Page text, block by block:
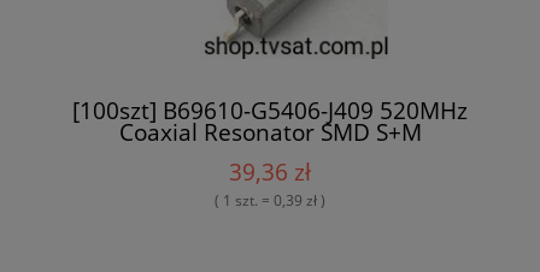
[100szt] B69610-G5406-J409 520MHz
Coaxial Resonator SMD S+M
39,36 zł
( 1 szt. = 0,39 zł )